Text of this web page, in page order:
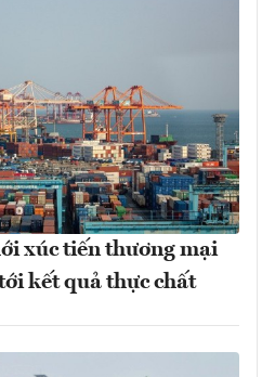
xúc tiến thương mại
kết quả thực chất